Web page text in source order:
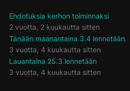
Ehdotuksia kerhon toiminnaksi
2 vuotta, 2 kuukautta sitten
Tänään maanantaina 3.4 lennetään
3 vuotta, 4 kuukautta sitten
Lauantaina 25.3 lennetään
3 vuotta, 4 kuukautta sitten